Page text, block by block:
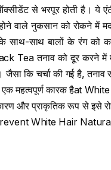
से भरपूर होती है। ये
वाले नुकसान को रोकने में
साथ-साथ बालों के रंग को
Tea तनाव को दूर करने में
जैसा कि चर्चा की गई है,
महत्वपूर्ण कारक हैat
और प्राकृतिक रूप से इसे
White Hair